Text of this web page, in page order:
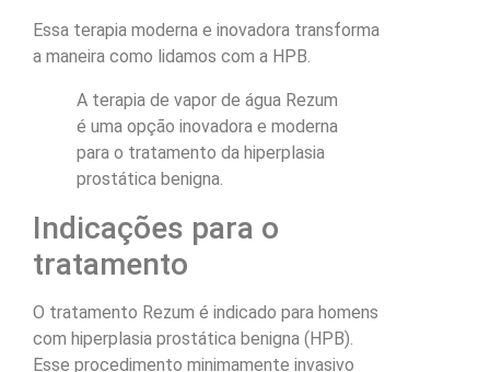
Essa terapia moderna e inovadora transforma
a maneira como lidamos com a HPB.
A terapia de vapor de água Rezum
é uma opção inovadora e moderna
para o tratamento da hiperplasia
prostática benigna.
Indicações para o
tratamento
O tratamento Rezum é indicado para homens
com hiperplasia prostática benigna (HPB).
Esse procedimento minimamente invasivo